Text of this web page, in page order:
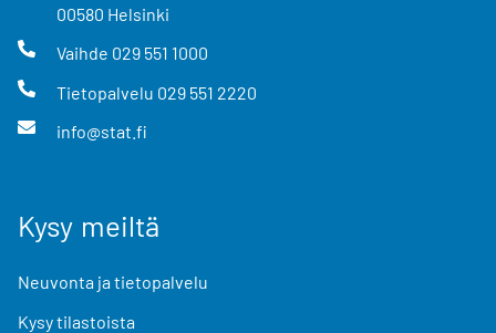
00580 Helsinki
Vaihde 029 551 1000
Tietopalvelu 029 551 2220
info@stat.fi
Kysy meiltä
Neuvonta ja tietopalvelu
Kysy tilastoista